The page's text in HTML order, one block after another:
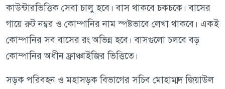
কাউন্টারভিত্তিক সেবা চালু হবে। বাস থাকবে চকচকে। বাসের
গায়ে রুট নম্বর ও কোম্পানির নাম স্পষ্টভাবে লেখা থাকবে। একই
কোম্পানির সব বাসের রং অভিন্ন হবে। বাসগুলো চলবে বড়
কোম্পানির অধীন ফ্রাঞ্চাইজির ভিত্তিতে।
সড়ক পরিবহন ও মহাসড়ক বিভাগের সচিব মোহাম্মদ জিয়াউল